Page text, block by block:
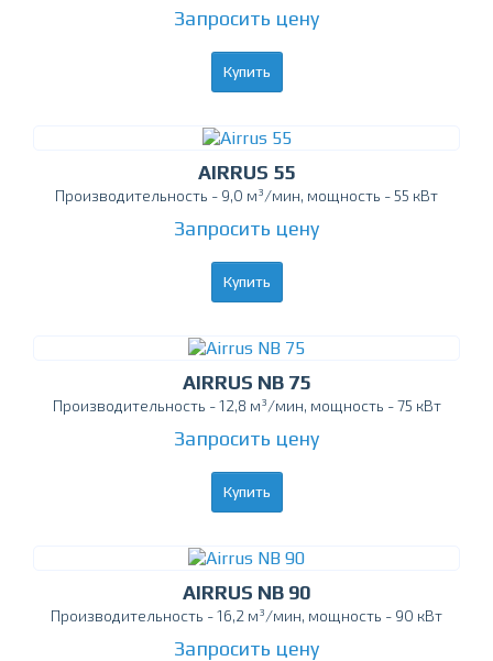
Запросить цену
Купить
AIRRUS 55
Производительность - 9,0 м³/мин, мощность - 55 кВт
Запросить цену
Купить
AIRRUS NB 75
Производительность - 12,8 м³/мин, мощность - 75 кВт
Запросить цену
Купить
AIRRUS NB 90
Производительность - 16,2 м³/мин, мощность - 90 кВт
Запросить цену